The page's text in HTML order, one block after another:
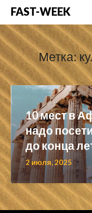
Перейти
содержимому
FAST-WEEK
Метка:
10 мест в
надо
до конца
2 июля, 2025